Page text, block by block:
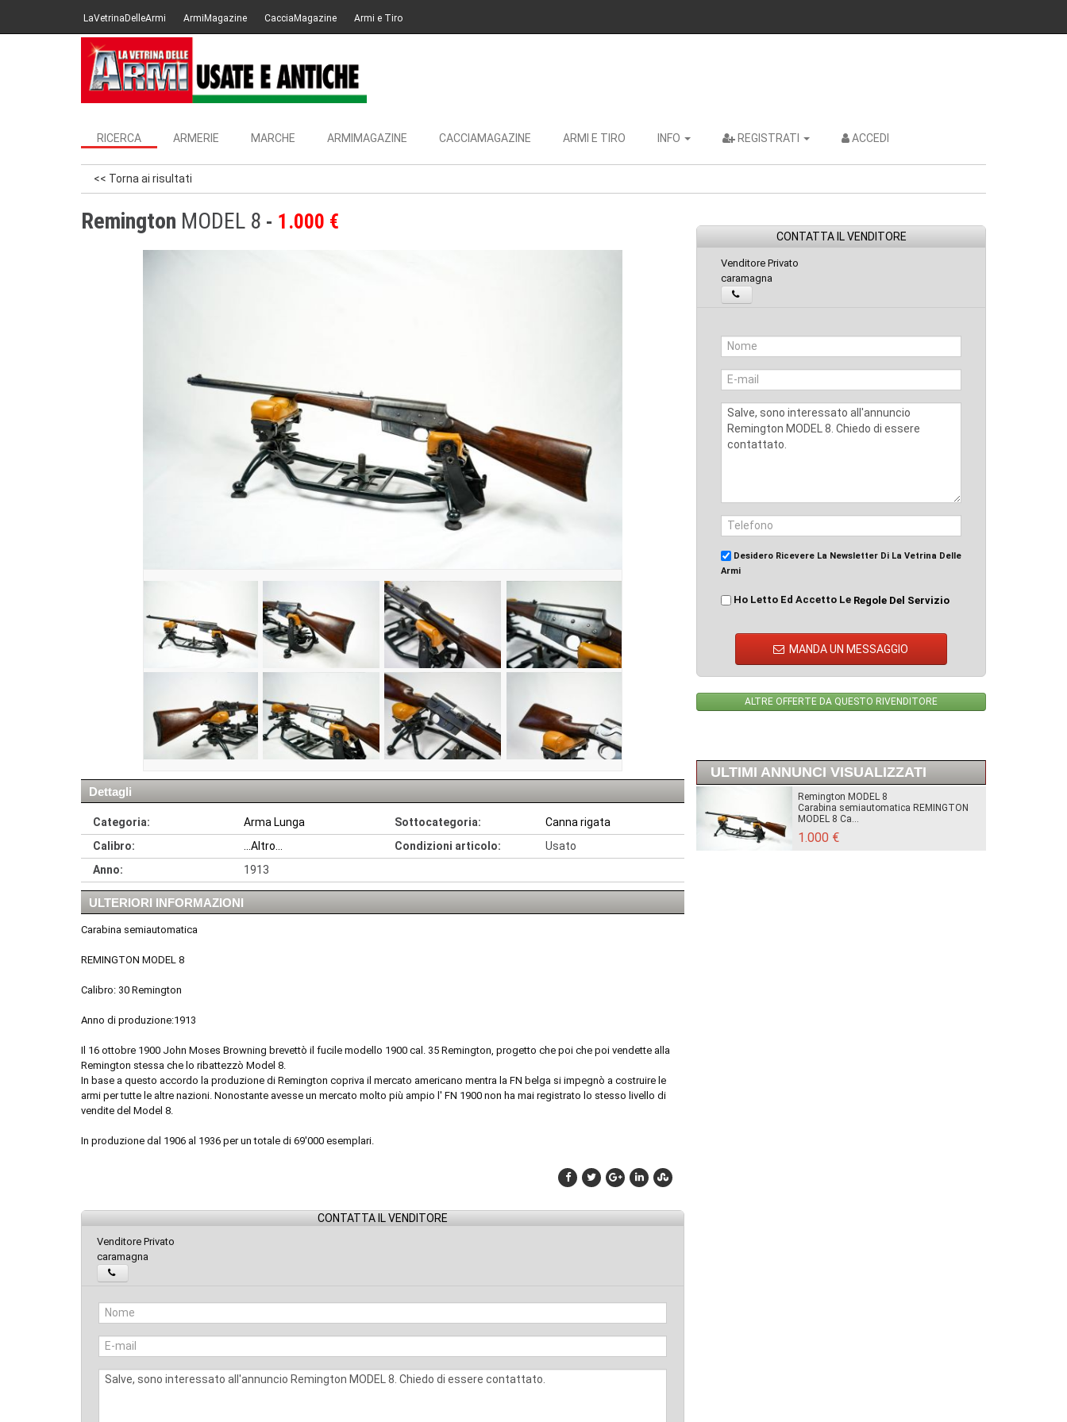
LaVetrinaDelleArmi ArmiMagazine CacciaMagazine Armi e Tiro
RICERCA ARMERIE MARCHE ARMIMAGAZINE CACCIAMAGAZINE ARMI E TIRO INFO REGISTRATI ACCEDI
<< Torna ai risultati
Remington MODEL 8 1.000 €
Dettagli
Categoria: Arma Lunga Sottocategoria:
Canna rigata
Calibro:
...Altro... Condizioni articolo:
Usato
Anno:
1913
ULTERIORI INFORMAZIONI
Carabina semiautomatica
REMINGTON MODEL 8
Calibro: 30 Remington
Anno di produzione:1913
Il 16 ottobre 1900 John Moses Browning brevettò il fucile modello 1900 cal. 35 Remington, progetto che poi che poi vendette alla
Remington stessa che lo ribattezzò Model 8.
In base a questo accordo la produzione di Remington copriva il mercato americano mentra la FN belga si impegnò a costruire le
armi per tutte le altre nazioni. Nonostante avesse un mercato molto più ampio l' FN 1900 non ha mai registrato lo stesso livello di
vendite del Model 8.
In produzione dal 1906 al 1936 per un totale di 69'000 esemplari.
CONTATTA IL VENDITORE
Venditore Privato
caramagna
CONTATTA IL VENDITORE
Venditore Privato
caramagna
Desidero Ricevere La Newsletter Di La Vetrina Delle
Armi
Ho Letto Ed Accetto Le Regole Del Servizio
MANDA UN MESSAGGIO
ALTRE OFFERTE DA QUESTO RIVENDITORE
ULTIMI ANNUNCI VISUALIZZATI
Remington MODEL 8
Carabina semiautomatica REMINGTON
MODEL 8 Ca...
1.000 €